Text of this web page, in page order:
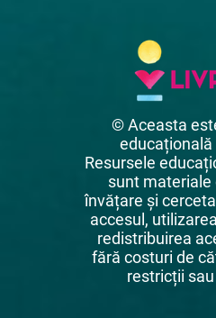
© Aceasta
educațională
Resursele
sunt materiale
învățare și
accesul,
redistribuirea
fără costuri de
restricții